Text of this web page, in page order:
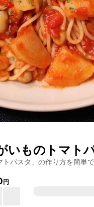
いものトマト
トパスタ 」の作り方を簡単
円